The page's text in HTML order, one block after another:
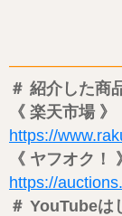
＃ 紹介した商
《 楽天市場 》
https://
《 ヤフオク！
https://
＃ YouTubeは